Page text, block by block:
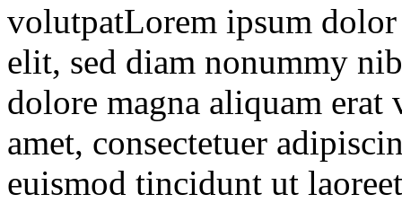
volutpatLorem ipsum
elit, sed diam nonummy
dolore magna aliquam
amet, consectetuer
euismod tincidunt ut